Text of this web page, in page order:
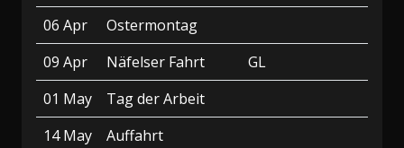
06 Apr
Ostermontag
09 Apr
Näfelser Fahrt
GL
01 May
Tag der Arbeit
14 May
Auffahrt